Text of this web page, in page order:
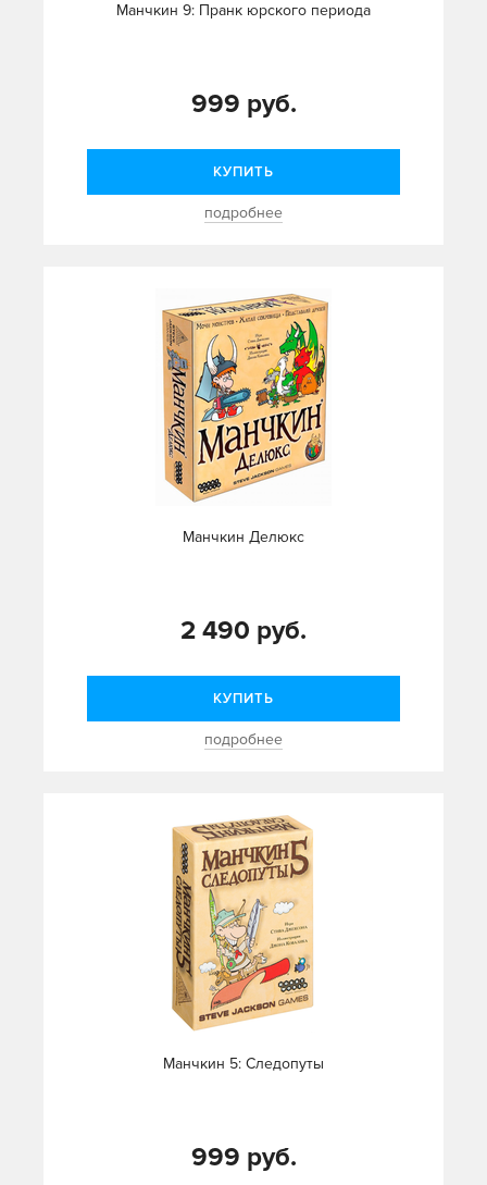
Манчкин 9: Пранк юрского периода
999 руб.
КУПИТЬ
подробнее
Манчкин Делюкс
2 490 руб.
КУПИТЬ
подробнее
Манчкин 5: Следопуты
999 руб.